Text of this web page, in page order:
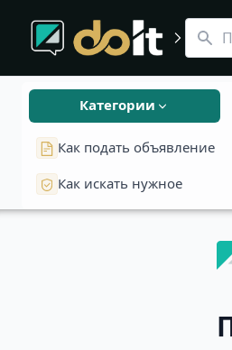
Инструменты и преимущества
Категории
Как подать объявление
Как искать нужное